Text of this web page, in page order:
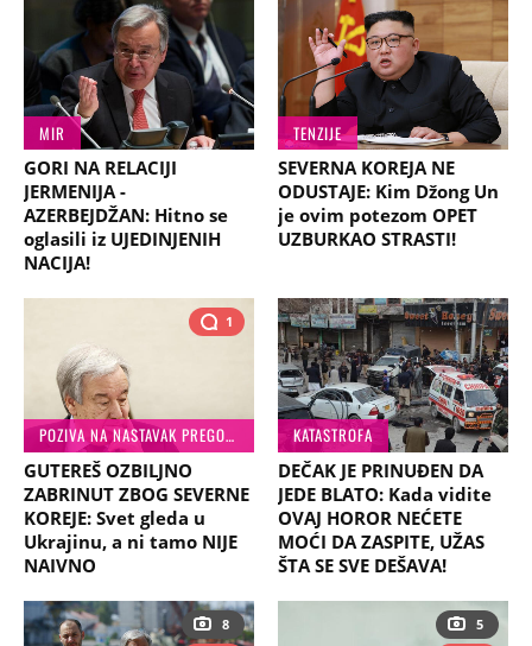
MIR
GORI NA RELACIJI
JERMENIJA -
AZERBEJDŽAN: Hitno se
oglasili iz UJEDINJENIH
NACIJA!
TENZIJE
SEVERNA KOREJA NE
ODUSTAJE: Kim Džong Un
je ovim potezom OPET
UZBURKAO STRASTI!
1
POZIVA NA NASTAVAK PREGOVORA
GUTEREŠ OZBILJNO
ZABRINUT ZBOG SEVERNE
KOREJE: Svet gleda u
Ukrajinu, a ni tamo NIJE
NAIVNO
KATASTROFA
DEČAK JE PRINUĐEN DA
JEDE BLATO: Kada vidite
OVAJ HOROR NEĆETE
MOĆI DA ZASPITE, UŽAS
ŠTA SE SVE DEŠAVA!
8
5